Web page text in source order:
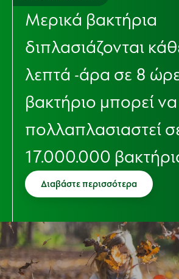
Μερικά βακτήρια
διπλασιάζονται
λεπτά -άρα σε 8
βακτήριο μπορεί να
πολλαπλασιαστεί
17.000.000
Διαβάστε περισσότερα